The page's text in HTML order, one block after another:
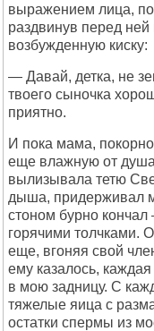
выражением лица,
раздвинув перед
возбужденную киску:
— Давай, детка, не
твоего сыночка
приятно.
И пока мама,
еще влажную от
вылизывала тетю
дыша, придерживал
стоном бурно
горячими толчками.
еще, вгоняя свой
ему казалось,
в мою задницу. С
тяжелые яица с
остатки спермы из